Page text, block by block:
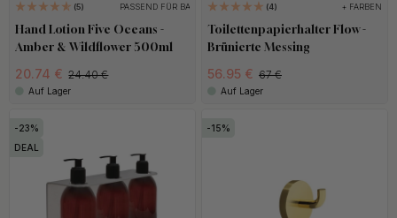
5 PASSEND FÜR BASE
Hand Lotion Five Oceans -
Amber & Wildflower 500ml
20.74 € 24.40 €
Auf Lager
4 + FARBEN
Toilettenpapierhalter Flow -
Brünierte Messing
56.95 € 67 €
Auf Lager
23
DEAL
15